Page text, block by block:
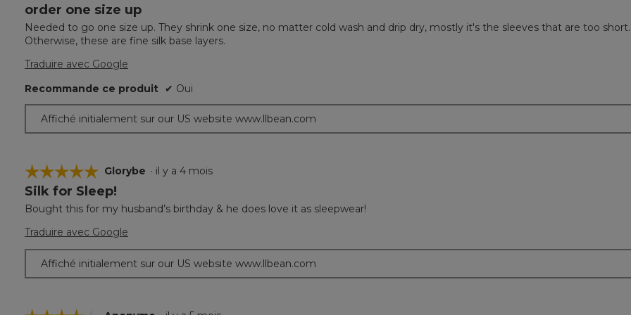
4
sur
5.
order one size up
Needed to go one size up. They shrink one size, no matter cold wash and drip dry, mostly it's the sleeves that are too short.
Otherwise, these are fine silk base layers.
Traduire avec Google
Recommande ce produit ✔ Oui
Affiché initialement sur our US website www.llbean.com
☆☆☆☆☆
☆☆☆☆☆
5
sur
5.
Glorybe · il y a 4 mois
Silk for Sleep!
Bought this for my husband’s birthday & he does love it as sleepwear!
Traduire avec Google
Affiché initialement sur our US website www.llbean.com